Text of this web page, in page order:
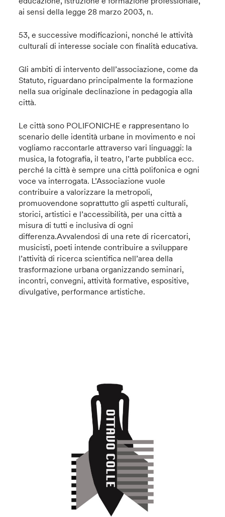
ai sensi della legge 28 marzo 2003, n.
53, e successive modificazioni, nonché le attività
culturali di interesse sociale con finalità educativa.
Gli ambiti di intervento dell’associazione, come da
Statuto, riguardano principalmente la formazione
nella sua originale declinazione in pedagogia alla
città.
Le città sono POLIFONICHE e rappresentano lo
scenario delle identità urbane in movimento e noi
vogliamo raccontarle attraverso vari linguaggi: la
musica, la fotografia, il teatro, l’arte pubblica ecc.
perché la città è sempre una città polifonica e ogni
voce va interrogata. L’Associazione vuole
contribuire a valorizzare la metropoli,
promuovendone soprattutto gli aspetti culturali,
storici, artistici e l’accessibilità, per una città a
misura di tutti e inclusiva di ogni
differenza.Avvalendosi di una rete di ricercatori,
musicisti, poeti intende contribuire a sviluppare
l’attività di ricerca scientifica nell’area della
trasformazione urbana organizzando seminari,
incontri, convegni, attività formative, espositive,
divulgative, performance artistiche.